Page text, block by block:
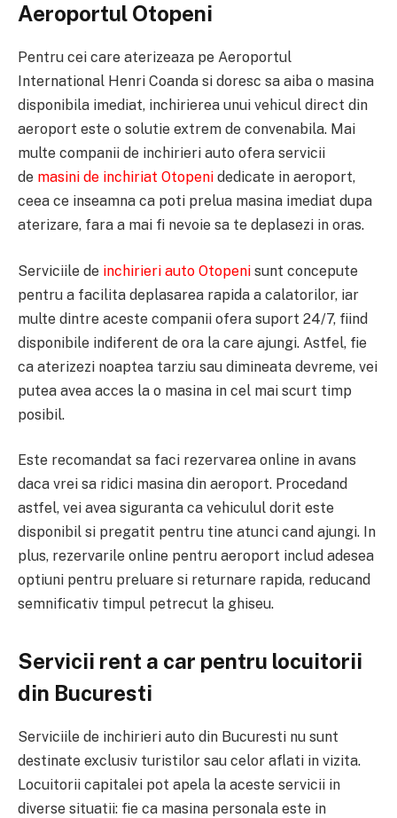
Aeroportul Otopeni
Pentru cei care aterizeaza pe Aeroportul
International Henri Coanda si doresc sa aiba o masina
disponibila imediat, inchirierea unui vehicul direct din
aeroport este o solutie extrem de convenabila. Mai
multe companii de inchirieri auto ofera servicii
de masini de inchiriat Otopeni dedicate in aeroport,
ceea ce inseamna ca poti prelua masina imediat dupa
aterizare, fara a mai fi nevoie sa te deplasezi in oras.
Serviciile de inchirieri auto Otopeni sunt concepute
pentru a facilita deplasarea rapida a calatorilor, iar
multe dintre aceste companii ofera suport 24/7, fiind
disponibile indiferent de ora la care ajungi. Astfel, fie
ca aterizezi noaptea tarziu sau dimineata devreme, vei
putea avea acces la o masina in cel mai scurt timp
posibil.
Este recomandat sa faci rezervarea online in avans
daca vrei sa ridici masina din aeroport. Procedand
astfel, vei avea siguranta ca vehiculul dorit este
disponibil si pregatit pentru tine atunci cand ajungi. In
plus, rezervarile online pentru aeroport includ adesea
optiuni pentru preluare si returnare rapida, reducand
semnificativ timpul petrecut la ghiseu.
Servicii rent a car pentru locuitorii
din Bucuresti
Serviciile de inchirieri auto din Bucuresti nu sunt
destinate exclusiv turistilor sau celor aflati in vizita.
Locuitorii capitalei pot apela la aceste servicii in
diverse situatii: fie ca masina personala este in